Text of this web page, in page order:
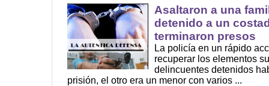
Asaltaron a una
detenido a un
terminaron presos
La policía en un rápido
recuperar los elementos
delincuentes detenidos
prisión, el otro era un menor con varios ...